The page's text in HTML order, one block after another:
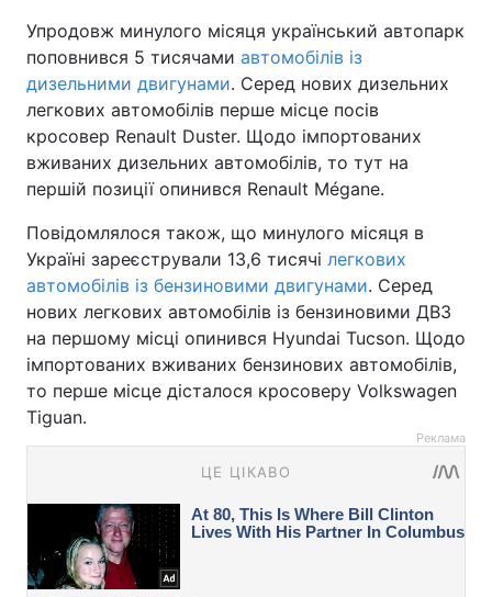
Упродовж минулого місяця український автопарк
поповнився 5 тисячами автомобілів із
дизельними двигунами. Серед нових дизельних
легкових автомобілів перше місце посів
кросовер Renault Duster. Щодо імпортованих
вживаних дизельних автомобілів, то тут на
першій позиції опинився Renault Mégane.
Повідомлялося також, що минулого місяця в
Україні зареєстрували 13,6 тисячі легкових
автомобілів із бензиновими двигунами. Серед
нових легкових автомобілів із бензиновими ДВЗ
на першому місці опинився Hyundai Tucson. Щодо
імпортованих вживаних бензинових автомобілів,
то перше місце дісталося кросоверу Volkswagen
Tiguan.
Реклама